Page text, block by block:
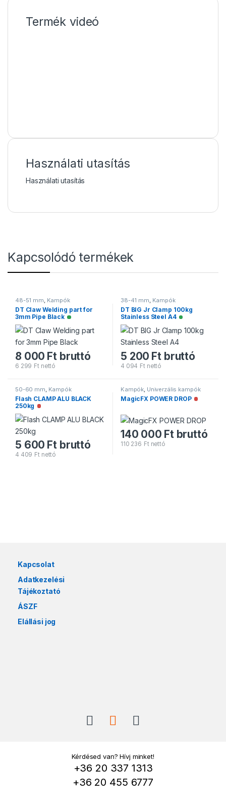
Termék videó
Használati utasítás
Használati utasítás
Kapcsolódó termékek
48-51 mm, Kampók
DT Claw Welding part for
3mm Pipe Black Elérhető
8 000 Ft bruttó
6 299 Ft nettó
38-41 mm, Kampók
DT BIG Jr Clamp 100kg
Stainless Steel A4 Elérhető
5 200 Ft bruttó
4 094 Ft nettó
50-60 mm, Kampók
Flash CLAMP ALU BLACK
250kg Nincs raktáron
5 600 Ft bruttó
4 409 Ft nettó
Kampók, Univerzális kampók
MagicFX POWER DROP Nincs
140 000 Ft bruttó
110 236 Ftnettó
Kapcsolat
Adatkezelési
Tájékoztató
ÁSZF
Elállási jog
Kérdésed van? Hívj minket!
+36 20 337 1313
+36 20 455 6777